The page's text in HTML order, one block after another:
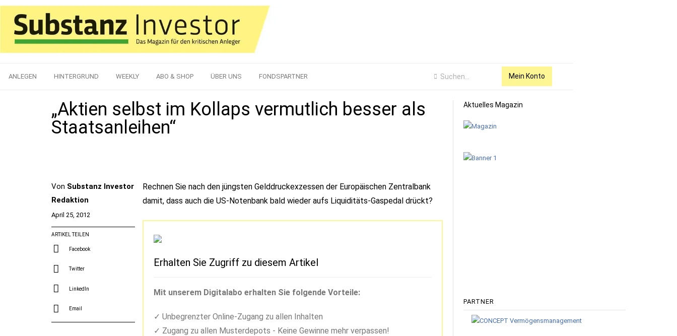
ANLEGEN HINTERGRUND WEEKLY ABO & SHOP ÜBER UNS FONDSPARTNER Mein Konto
„Aktien selbst im Kollaps vermutlich besser als
Staatsanleihen“
Von Substanz Investor
Redaktion
April 25, 2012
ARTIKEL TEILEN
Facebook
Twitter
LinkedIn
Email
Rechnen Sie nach den jüngsten Gelddruckexzessen der Europäischen Zentralbank
damit, dass auch die US-Notenbank bald wieder aufs Liquiditäts-Gaspedal drückt?
Erhalten Sie Zugriff zu diesem Artikel
Mit unserem Digitalabo erhalten Sie folgende Vorteile:
Unbegrenzter Online-Zugang zu allen Inhalten
Zugang zu allen Musterdepots - Keine Gewinne mehr verpassen!
Aktuelles Magazin
PARTNER